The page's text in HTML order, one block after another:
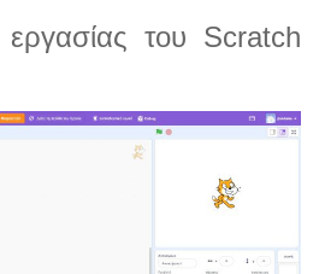
του Scratch